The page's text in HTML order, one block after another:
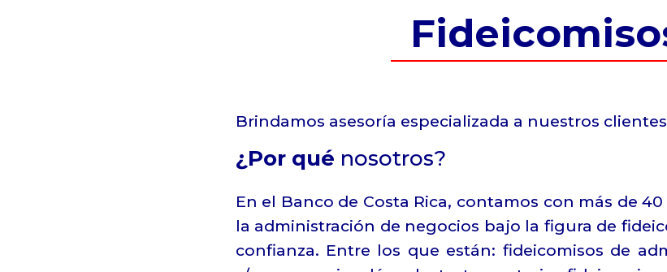
Brindamos asesoría especializada a nuestros
¿Por qué nosotros?
En el Banco de Costa Rica, contamos con más de
la administración de negocios bajo la figura de
confianza. Entre los que están: fideicomisos de